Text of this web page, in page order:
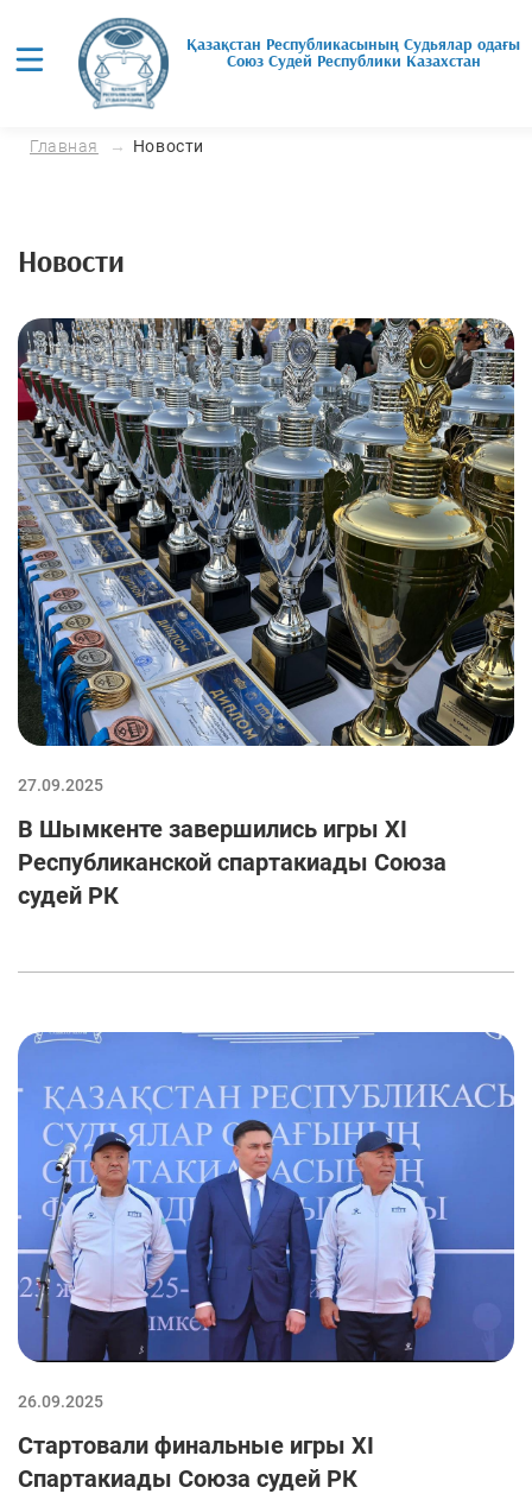
Қазақстан Республикасының Судьялар одағы
Союз Cудей Республики Казахстан
Главная Новости
Новости
27.09.2025
В Шымкенте завершились игры XI
Республиканской спартакиады Союза
судей РК
26.09.2025
Стартовали финальные игры XI
Спартакиады Союза судей РК